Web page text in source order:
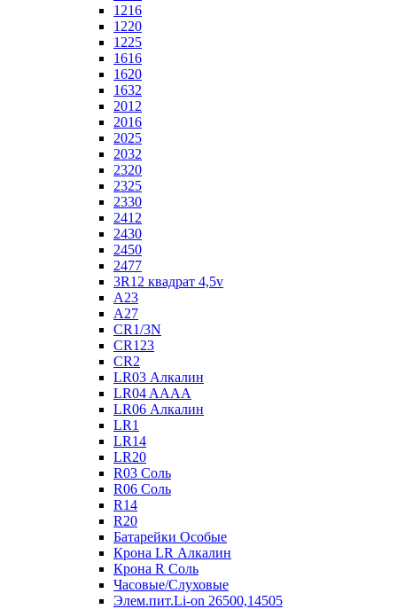
1216
1220
1225
1616
1620
1632
2012
2016
2025
2032
2320
2325
2330
2412
2430
2450
2477
3R12 квадрат 4,5v
A23
A27
CR1/3N
CR123
CR2
LR03 Алкалин
LR04 AAAA
LR06 Алкалин
LR1
LR14
LR20
R03 Соль
R06 Соль
R14
R20
Батарейки Особые
Крона LR Алкалин
Крона R Соль
Часовые/Слуховые
Элем.пит.Li-on 26500,14505